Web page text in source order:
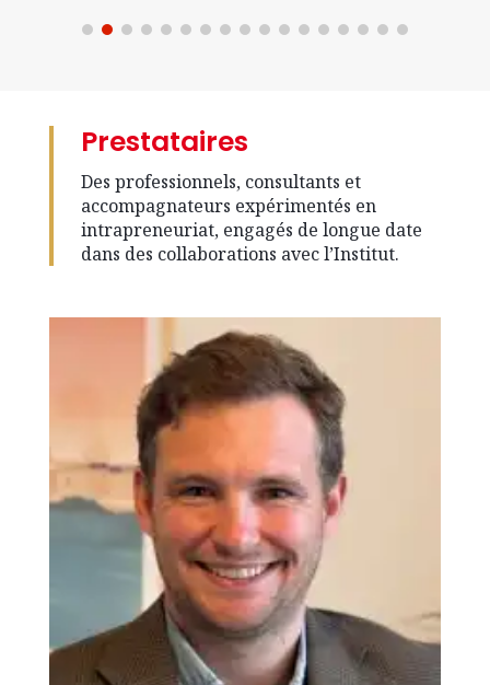
Prestataires
Des professionnels, consultants et
accompagnateurs expérimentés en
intrapreneuriat, engagés de longue date
dans des collaborations avec l’Institut.